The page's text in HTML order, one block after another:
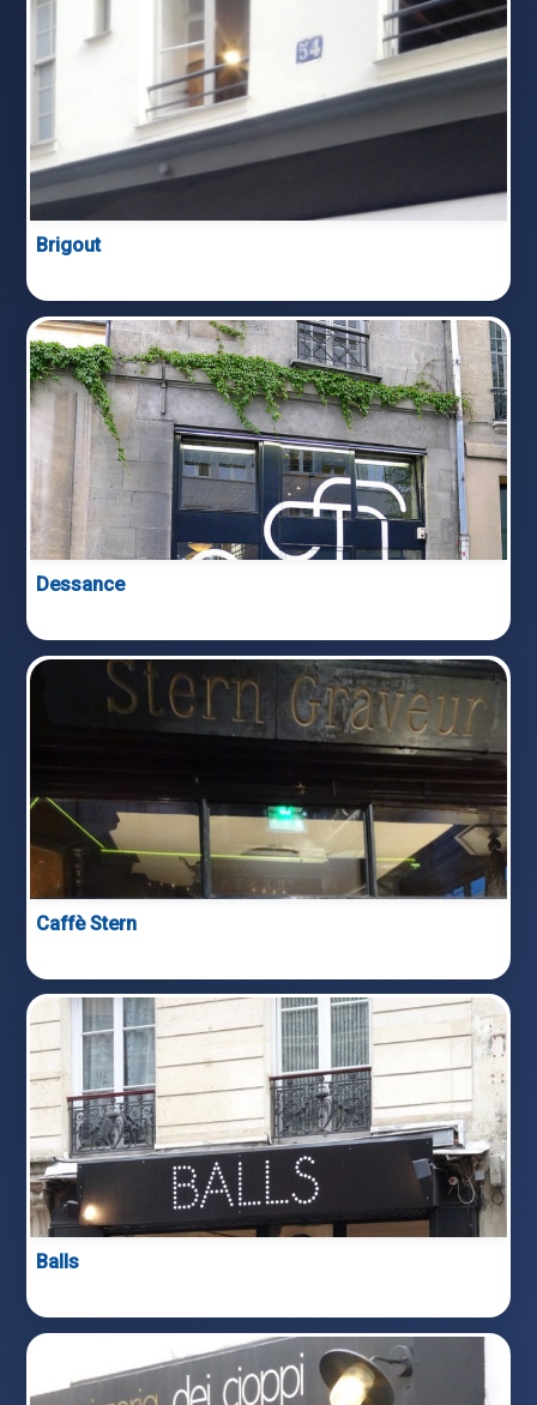
Brigout
Dessance
Caffè Stern
Balls